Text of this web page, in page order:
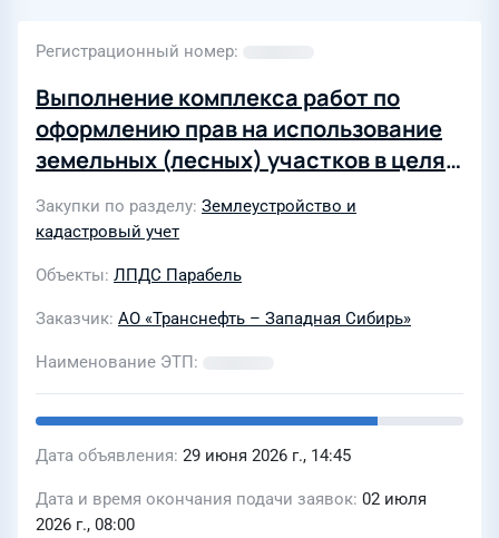
Регистрационный номер
Выполнение комплекса работ по
оформлению прав на использование
земельных (лесных) участков в целях
НПС "Парабель"
Закупки по разделу Землеустройство и
кадастровый учет
Объекты ЛПДС Парабель
Заказчик АО «Транснефть – Западная Сибирь»
Наименование ЭТП
Дата объявления 29 июня 2026 г., 14:45
Дата и время окончания подачи заявок 02 июля
2026 г., 08:00